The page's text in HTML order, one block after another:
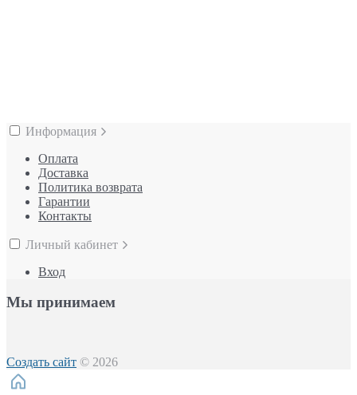
Информация
Оплата
Доставка
Политика возврата
Гарантии
Контакты
Личный кабинет
Вход
Мы принимаем
Создать сайт © 2026